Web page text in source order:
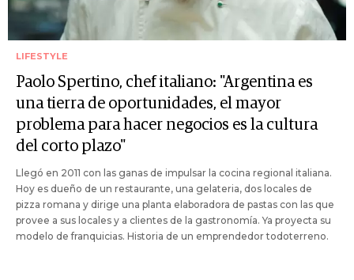
LIFESTYLE
Paolo Spertino, chef italiano: "Argentina es
una tierra de oportunidades, el mayor
problema para hacer negocios es la cultura
del corto plazo"
Llegó en 2011 con las ganas de impulsar la cocina regional italiana.
Hoy es dueño de un restaurante, una gelateria, dos locales de
pizza romana y dirige una planta elaboradora de pastas con las que
provee a sus locales y a clientes de la gastronomía. Ya proyecta su
modelo de franquicias. Historia de un emprendedor todoterreno.